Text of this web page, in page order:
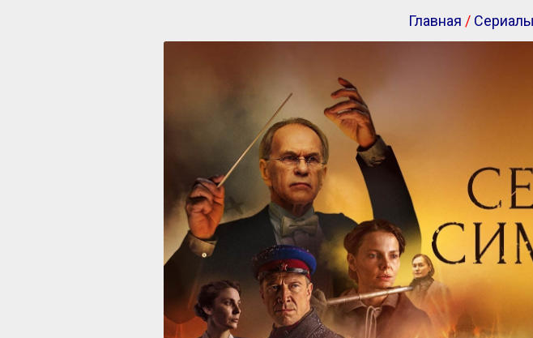
Главная / Сериалы